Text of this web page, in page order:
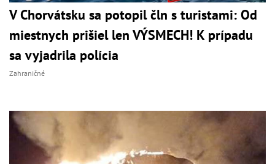
V Chorvátsku sa potopil čln s turistami: Od
miestnych prišiel len VÝSMECH! K prípadu
sa vyjadrila polícia
Zahraničné